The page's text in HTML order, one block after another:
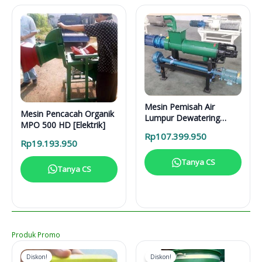
Mesin Pencacah Organik
MPO 500 HD [Elektrik]
Rp19.193.950
Tanya CS
Mesin Pemisah Air
Lumpur Dewatering
Rp107.399.950
Tanya CS
Produk Promo
Diskon! Diskon!